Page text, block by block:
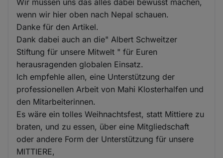
Wir müssen uns das alles dabei bewusst machen,
wenn wir hier oben nach Nepal schauen.
Danke für den Artikel.
Dank dabei auch an die" Albert Schweitzer
Stiftung für unsere Mitwelt " für Euren
herausragenden globalen Einsatz.
Ich empfehle allen, eine Unterstützung der
professionellen Arbeit von Mahi Klosterhalfen und
den Mitarbeiterinnen.
Es wäre ein tolles Weihnachtsfest, statt Mittiere zu
braten, und zu essen, über eine Mitgliedschaft
oder andere Form der Unterstützung für unsere
MITTIERE,
Cookies